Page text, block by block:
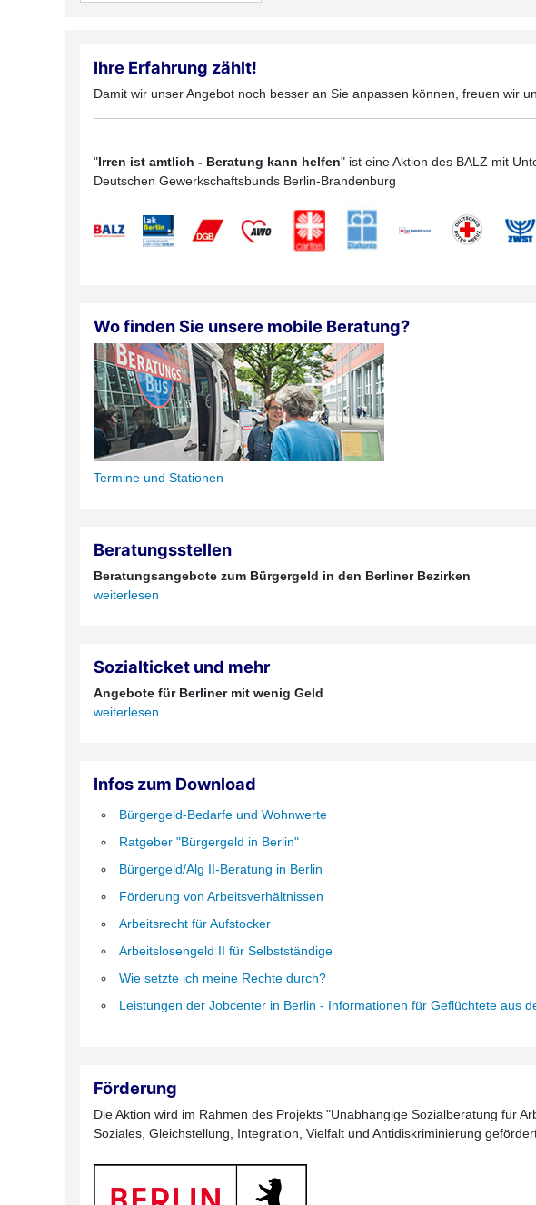
Ihre Erfahrung zählt!
Damit wir unser Angebot noch besser an Sie anpassen können, freuen wir
"Irren ist amtlich - Beratung kann helfen" ist eine Aktion des BALZ mit
Deutschen Gewerkschaftsbunds Berlin-Brandenburg
Wo finden Sie unsere mobile Beratung?
Termine und Stationen
Beratungsstellen
Beratungsangebote zum Bürgergeld in den Berliner Bezirken
weiterlesen
Sozialticket und mehr
Angebote für Berliner mit wenig Geld
weiterlesen
Infos zum Download
Bürgergeld-Bedarfe und Wohnwerte
Ratgeber "Bürgergeld in Berlin"
Bürgergeld/Alg II-Beratung in Berlin
Förderung von Arbeitsverhältnissen
Arbeitsrecht für Aufstocker
Arbeitslosengeld II für Selbstständige
Wie setzte ich meine Rechte durch?
Leistungen der Jobcenter in Berlin - Informationen für Geflüchtete aus
Förderung
Die Aktion wird im Rahmen des Projekts "Unabhängige Sozialberatung für
Soziales, Gleichstellung, Integration, Vielfalt und Antidiskriminierung